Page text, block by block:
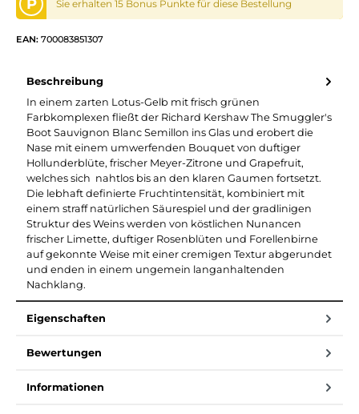
P Sie erhalten 15 Bonus Punkte für diese Bestellung
EAN: 700083851307
Beschreibung
In einem zarten Lotus-Gelb mit frisch grünen
Farbkomplexen fließt der Richard Kershaw The Smuggler's
Boot Sauvignon Blanc Semillon ins Glas und erobert die
Nase mit einem umwerfenden Bouquet von duftiger
Hollunderblüte, frischer Meyer-Zitrone und Grapefruit,
welches sich nahtlos bis an den klaren Gaumen fortsetzt.
Die lebhaft definierte Fruchtintensität, kombiniert mit
einem straff natürlichen Säurespiel und der gradlinigen
Struktur des Weins werden von köstlichen Nunancen
frischer Limette, duftiger Rosenblüten und Forellenbirne
auf gekonnte Weise mit einer cremigen Textur abgerundet
und enden in einem ungemein langanhaltenden
Nachklang.
Eigenschaften
Bewertungen
Informationen